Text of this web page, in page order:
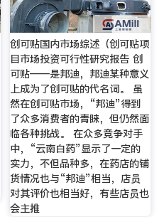
创可贴国内市场综述（创可贴项
目市场投资可行性研究报告 创
可贴——是邦迪，邦迪某种意义
上成为了创可贴的代名词。 虽
然在创可贴市场，“邦迪”得到
了众多消费者的青睐，但仍然面
临各种挑战。 在众多竞争对手
中，“云南白药”显示了一定的
实力，不但品种多，在药店的铺
货情况也与“邦迪”相当，店员
对其评价也相当好，有些店员也
会主推